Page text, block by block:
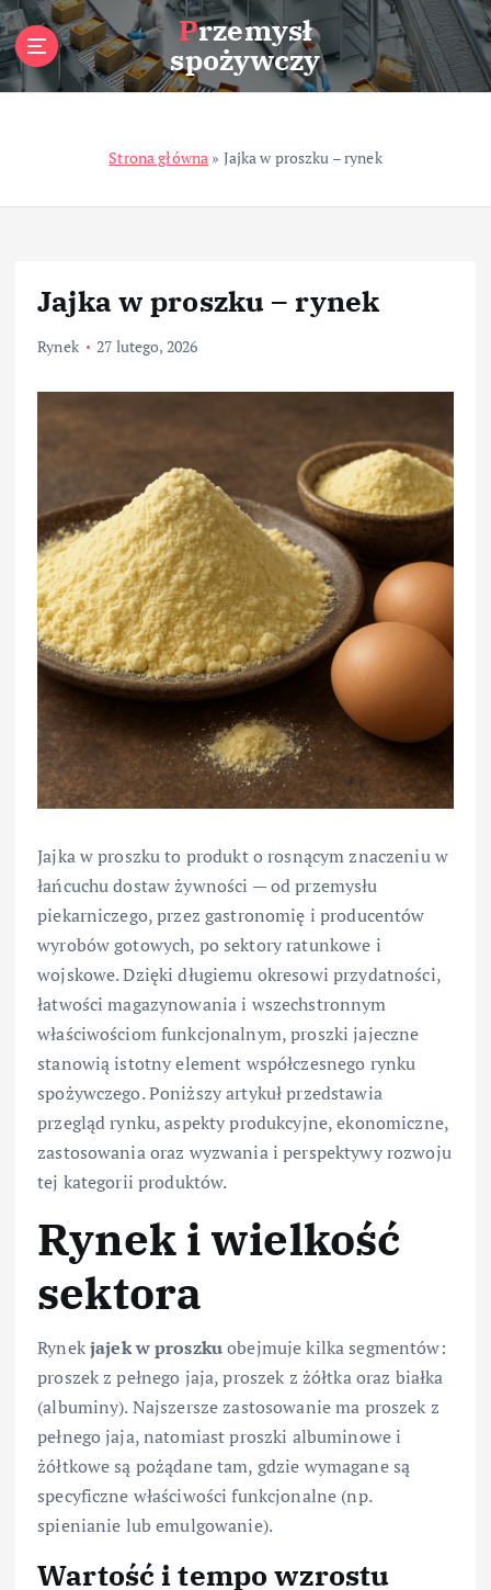
S
k
i
p
n
Przemysł
spożywczy
Strona główna » Jajka w proszku – rynek
Jajka w proszku – rynek
Rynek 27 lutego, 2026
Jajka w proszku to produkt o rosnącym znaczeniu w
łańcuchu dostaw żywności — od przemysłu
piekarniczego, przez gastronomię i producentów
wyrobów gotowych, po sektory ratunkowe i
wojskowe. Dzięki długiemu okresowi przydatności,
łatwości magazynowania i wszechstronnym
właściwościom funkcjonalnym, proszki jajeczne
stanowią istotny element współczesnego rynku
spożywczego. Poniższy artykuł przedstawia
przegląd rynku, aspekty produkcyjne, ekonomiczne,
zastosowania oraz wyzwania i perspektywy rozwoju
tej kategorii produktów.
Rynek i wielkość
sektora
Rynekjajek w proszkuobejmuje kilka segmentów:
proszek z pełnego jaja, proszek z żółtka oraz białka
(albuminy). Najszersze zastosowanie ma proszek z
pełnego jaja, natomiast proszki albuminowe i
żółtkowe są pożądane tam, gdzie wymagane są
specyficzne właściwości funkcjonalne (np.
spienianie lub emulgowanie).
Wartość i tempo wzrostu